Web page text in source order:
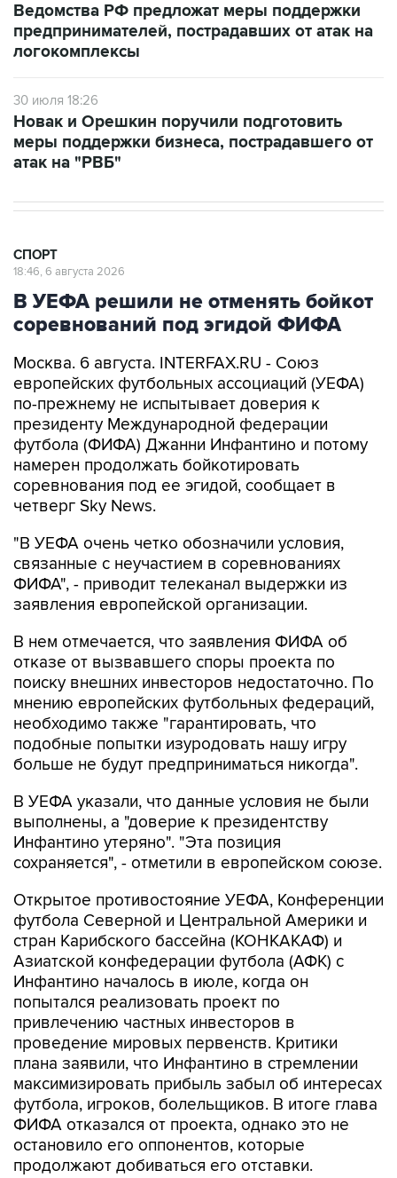
Ведомства РФ предложат меры поддержки
предпринимателей, пострадавших от атак на
логокомплексы
30 июля 18:26
Новак и Орешкин поручили подготовить
меры поддержки бизнеса, пострадавшего от
атак на "РВБ"
СПОРТ
18:46, 6 августа 2026
В УЕФА решили не отменять бойкот
соревнований под эгидой ФИФА
Москва. 6 августа. INTERFAX.RU - Союз
европейских футбольных ассоциаций (УЕФА)
по-прежнему не испытывает доверия к
президенту Международной федерации
футбола (ФИФА) Джанни Инфантино и потому
намерен продолжать бойкотировать
соревнования под ее эгидой, сообщает в
четверг Sky News.
"В УЕФА очень четко обозначили условия,
связанные с неучастием в соревнованиях
ФИФА", - приводит телеканал выдержки из
заявления европейской организации.
В нем отмечается, что заявления ФИФА об
отказе от вызвавшего споры проекта по
поиску внешних инвесторов недостаточно. По
мнению европейских футбольных федераций,
необходимо также "гарантировать, что
подобные попытки изуродовать нашу игру
больше не будут предприниматься никогда".
В УЕФА указали, что данные условия не были
выполнены, а "доверие к президентству
Инфантино утеряно". "Эта позиция
сохраняется", - отметили в европейском союзе.
Открытое противостояние УЕФА, Конференции
футбола Северной и Центральной Америки и
стран Карибского бассейна (КОНКАКАФ) и
Азиатской конфедерации футбола (АФК) с
Инфантино началось в июле, когда он
попытался реализовать проект по
привлечению частных инвесторов в
проведение мировых первенств. Критики
плана заявили, что Инфантино в стремлении
максимизировать прибыль забыл об интересах
футбола, игроков, болельщиков. В итоге глава
ФИФА отказался от проекта, однако это не
остановило его оппонентов, которые
продолжают добиваться его отставки.